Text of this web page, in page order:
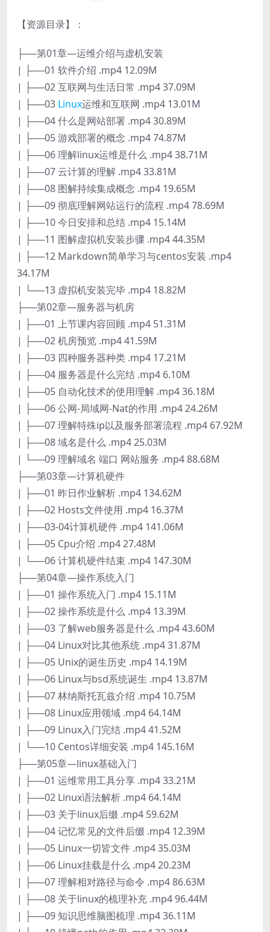
【资源目录】：
├──第01章—运维介绍与虚机安装
| ├──01 软件介绍 .mp4 12.09M
| ├──02 互联网与生活日常 .mp4 37.09M
| ├──03 Linux运维和互联网 .mp4 13.01M
| ├──04 什么是网站部署 .mp4 30.89M
| ├──05 游戏部署的概念 .mp4 74.87M
| ├──06 理解linux运维是什么 .mp4 38.71M
| ├──07 云计算的理解 .mp4 33.81M
| ├──08 图解持续集成概念 .mp4 19.65M
| ├──09 彻底理解网站运行的流程 .mp4 78.69M
| ├──10 今日安排和总结 .mp4 15.14M
| ├──11 图解虚拟机安装步骤 .mp4 44.35M
| ├──12 Markdown简单学习与centos安装 .mp4
34.17M
| └──13 虚拟机安装完毕 .mp4 18.82M
├──第02章—服务器与机房
| ├──01 上节课内容回顾 .mp4 51.31M
| ├──02 机房预览 .mp4 41.59M
| ├──03 四种服务器种类 .mp4 17.21M
| ├──04 服务器是什么完结 .mp4 6.10M
| ├──05 自动化技术的使用理解 .mp4 36.18M
| ├──06 公网-局域网-Nat的作用 .mp4 24.26M
| ├──07 理解特殊ip以及服务部署流程 .mp4 67.92M
| ├──08 域名是什么 .mp4 25.03M
| └──09 理解域名 端口 网站服务 .mp4 88.68M
├──第03章—计算机硬件
| ├──01 昨日作业解析 .mp4 134.62M
| ├──02 Hosts文件使用 .mp4 16.37M
| ├──03-04计算机硬件 .mp4 141.06M
| ├──05 Cpu介绍 .mp4 27.48M
| └──06 计算机硬件结束 .mp4 147.30M
├──第04章—操作系统入门
| ├──01 操作系统入门 .mp4 15.11M
| ├──02 操作系统是什么 .mp4 13.39M
| ├──03 了解web服务器是什么 .mp4 43.60M
| ├──04 Linux对比其他系统 .mp4 31.87M
| ├──05 Unix的诞生历史 .mp4 14.19M
| ├──06 Linux与bsd系统诞生 .mp4 13.87M
| ├──07 林纳斯托瓦兹介绍 .mp4 10.75M
| ├──08 Linux应用领域 .mp4 64.14M
| ├──09 Linux入门完结 .mp4 41.52M
| └──10 Centos详细安装 .mp4 145.16M
├──第05章—linux基础入门
| ├──01 运维常用工具分享 .mp4 33.21M
| ├──02 Linux语法解析 .mp4 64.14M
| ├──03 关于linux后缀 .mp4 59.62M
| ├──04 记忆常见的文件后缀 .mp4 12.39M
| ├──05 Linux一切皆文件 .mp4 35.03M
| ├──06 Linux挂载是什么 .mp4 20.23M
| ├──07 理解相对路径与命令 .mp4 86.63M
| ├──08 关于linux的梳理补充 .mp4 96.44M
| ├──09 知识思维脑图梳理 .mp4 36.11M